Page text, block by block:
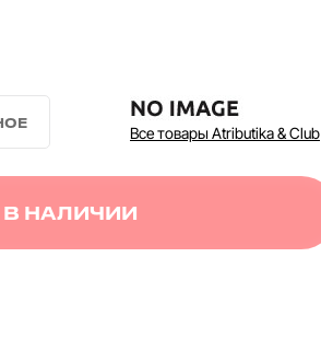
Все товары Atributika & Club
В НАЛИЧИИ